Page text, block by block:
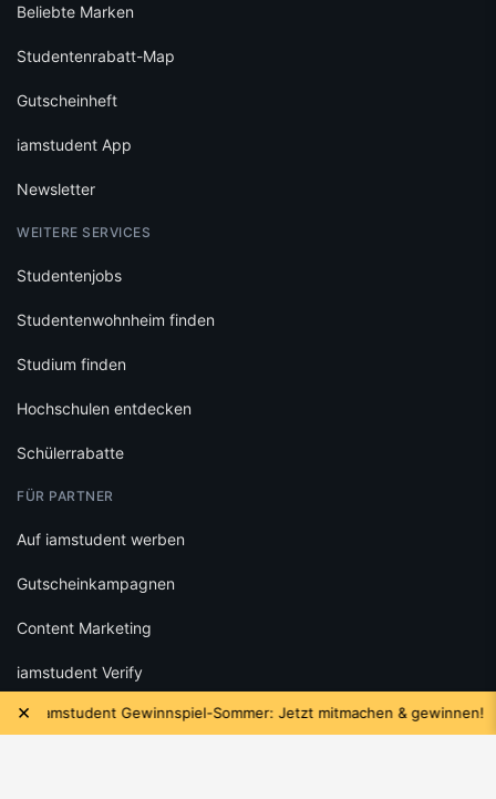
×
iamstudent Gewinnspiel-Sommer: Jetzt mitmachen & gewinnen!
Beliebte Marken
Studentenrabatt-Map
Gutscheinheft
iamstudent App
Newsletter
WEITERE SERVICES
Studentenjobs
Studentenwohnheim finden
Studium finden
Hochschulen entdecken
Schülerrabatte
FÜR PARTNER
Auf iamstudent werben
Gutscheinkampagnen
Content Marketing
iamstudent Verify